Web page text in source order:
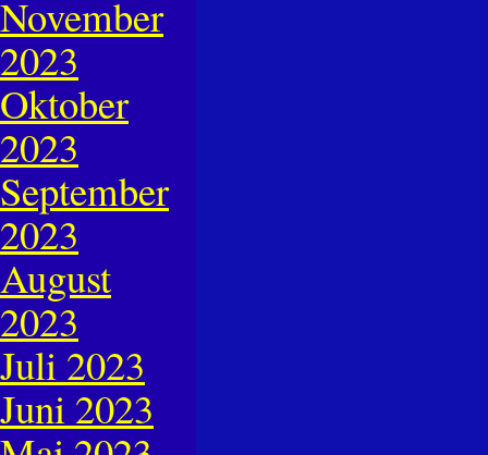
November
2023
Oktober
2023
September
2023
August
2023
Juli 2023
Juni 2023